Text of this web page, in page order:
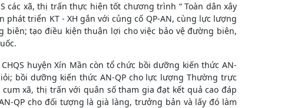
các xã, thị trấn thực hiện tốt chương trình “ Toàn dân xây
triển KT - XH gắn với củng cố QP-AN, cùng lực lượng
tạo điều kiện thuận lợi cho việc bảo vệ đường biên,
huyện Xín Mần còn tổ chức bồi dưỡng kiến thức AN-
bồi dưỡng kiến thức AN-QP cho lực lượng Thường trực
xã, thị trấn với quân số tham gia đạt kết quả cao đáp
QP cho đối tượng là già làng, trưởng bản và lấy đó làm